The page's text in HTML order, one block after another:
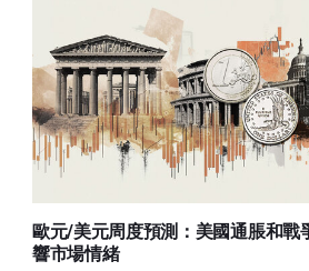
歐元/美元周度預測：美國通脹和戰
響市場情緒